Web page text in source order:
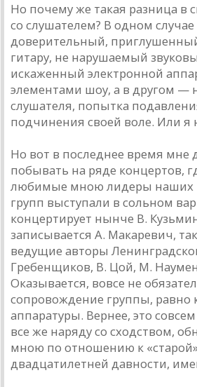
Но почему же такая разница в
со слушателем? В одном
доверительный,
гитару, не нарушаемый
искаженный электронной
элементами шоу, а в другом —
слушателя, попытка
подчинения своей воле. Или я
Но вот в последнее время мне
побывать на ряде концертов,
любимые мною лидеры наших
групп выступали в сольном
концертирует нынче В.
записывается А. Макаревич,
ведущие авторы
Гребенщиков, В. Цой, М.
Оказывается, вовсе не
сопровождение группы, равно
аппаратуры. Вернее, это
все же наряду со сходством,
мною по отношению к
двадцатилетней давности,